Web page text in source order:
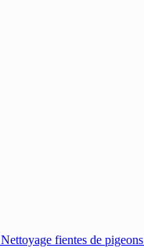
Nettoyage fientes de pigeons